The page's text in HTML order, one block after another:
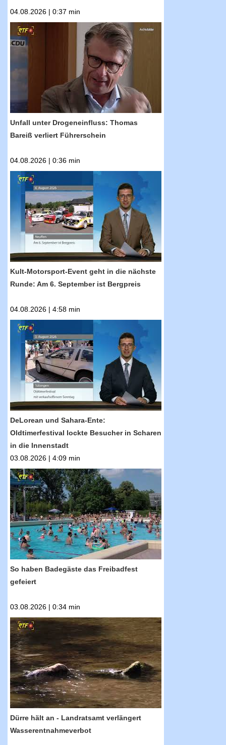
04.08.2026 | 0:37 min
RTF.1-Nachrichten: Unfall unter
Drogeneinfluss: Thomas Bareiß verliert
Unfall unter Drogeneinfluss: Thomas
Bareiß verliert Führerschein
04.08.2026 | 0:36 min
RTF.1-Nachrichten: Kult-Motorsport-Event
geht in die nächste Runde: Am 6. September
ist Bergpreis
Kult-Motorsport-Event geht in die nächste
Runde: Am 6. September ist Bergpreis
04.08.2026 | 4:58 min
RTF.1-Nachrichten: DeLorean und Sahara-
Ente: Oldtimerfestival lockte Besucher in
Scharen in die Innenstadt
DeLorean und Sahara-Ente:
Oldtimerfestival lockte Besucher in Scharen
in die Innenstadt
03.08.2026 | 4:09 min
RTF.1-Nachrichten: So haben Badegäste das
Freibadfest gefeiert
So haben Badegäste das Freibadfest
gefeiert
03.08.2026 | 0:34 min
RTF.1-Nachrichten: Dürre hält an -
Landratsamt verlängert
Wasserentnahmeverbot
Dürre hält an - Landratsamt verlängert
Wasserentnahmeverbot